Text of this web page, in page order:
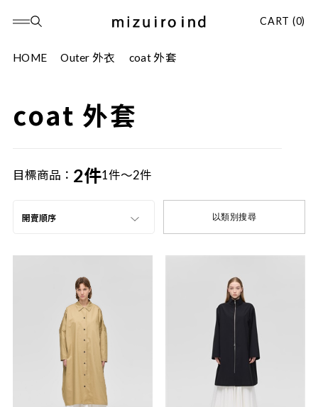
CART (0)
HOME Outer 外衣 coat 外套
coat 外套
目標商品： 2件1件～2件
開賣順序 以類別搜尋